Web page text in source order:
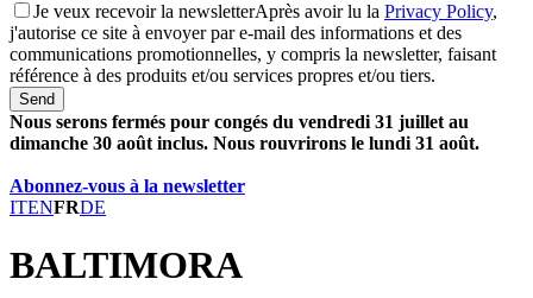
Je veux recevoir la newsletterAprès avoir lu la Privacy Policy,
j'autorise ce site à envoyer par e-mail des informations et des
communications promotionnelles, y compris la newsletter, faisant
référence à des produits et/ou services propres et/ou tiers.
Send
Nous serons fermés pour congés du vendredi 31 juillet au
dimanche 30 août inclus. Nous rouvrirons le lundi 31 août.
Abonnez-vous à la newsletter
ITENFRDE
BALTIMORA